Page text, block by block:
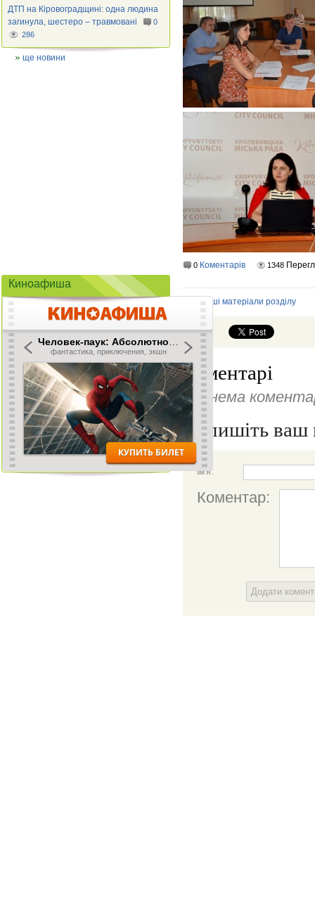
0 Коментарів 1348
Інші матеріали розділу
Коментарі
Ще нема
Напишіть ваш
Ім'я:
Коментар:
Додати
ДТП на Кіровоградщині: одна людина
загинула, шестеро – травмовані
0
286
ще новини
Киноафиша